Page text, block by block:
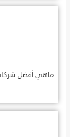
ماهي أفضل شركات